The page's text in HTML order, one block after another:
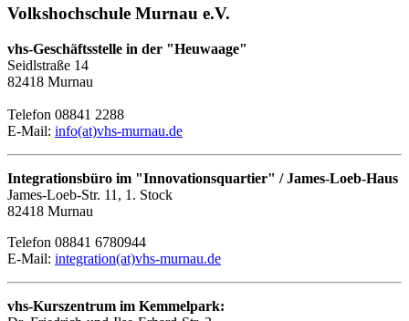
Volkshochschule Murnau e.V.
vhs-Geschäftsstelle in der "Heuwaage"
Seidlstraße 14
82418 Murnau
Telefon 08841 2288
E-Mail: info(at)vhs-murnau.de
Integrationsbüro im "Innovationsquartier" / James-Loeb-Haus
James-Loeb-Str. 11, 1. Stock
82418 Murnau
Telefon 08841 6780944
E-Mail: integration(at)vhs-murnau.de
vhs-Kurszentrum im Kemmelpark: